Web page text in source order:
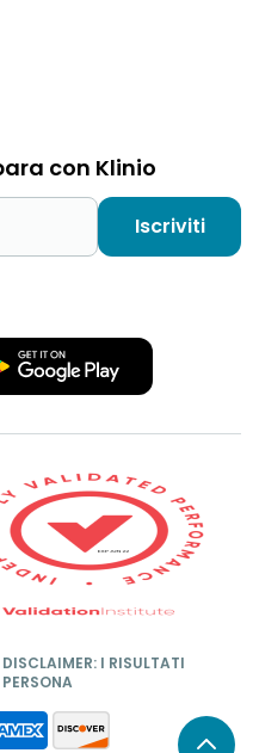
con Klinio
Iscriviti
I RISULTATI